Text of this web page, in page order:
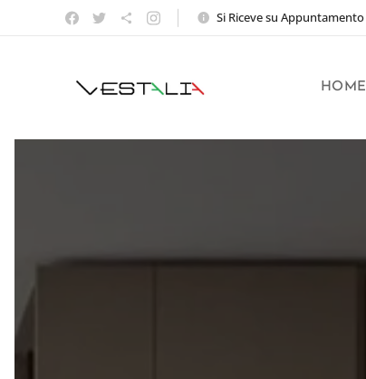
Si Riceve su Appuntamento
HOME